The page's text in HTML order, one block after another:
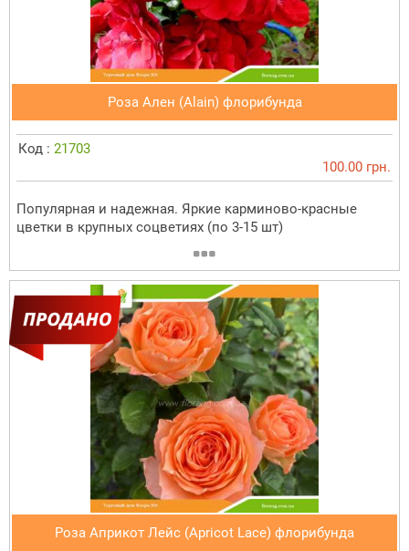
Роза Ален (Alain) флорибунда
Код : 21703
100.00 грн.
Популярная и надежная. Яркие карминово-красные
цветки в крупных соцветиях (по 3-15 шт)
Роза Априкот Лейс (Apricot Lace) флорибунда